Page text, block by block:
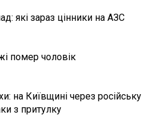
які зараз цінники на АЗС
помер чоловік
на Київщині через російську
з притулку